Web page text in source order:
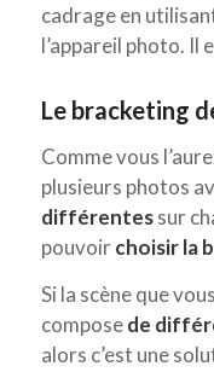
cadrage en
l’appareil photo. Il
Le bracketing
Comme vous
plusieurs photos
différentessur
pouvoirchoisir la
Si la scène que
composede
alors c’est une